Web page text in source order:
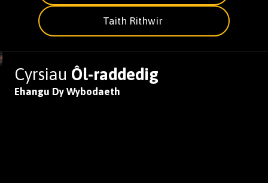
Taith Rithwir
Cyrsiau Ôl-raddedig
Ehangu Dy Wybodaeth